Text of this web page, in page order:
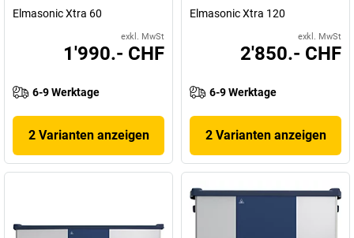
Elmasonic Xtra 60
exkl. MwSt
1'990.- CHF
6-9 Werktage
2 Varianten anzeigen
Elmasonic Xtra 120
exkl. MwSt
2'850.- CHF
6-9 Werktage
2 Varianten anzeigen